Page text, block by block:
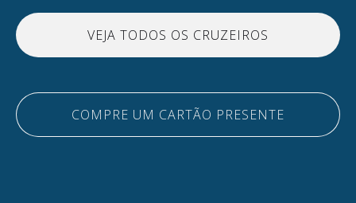
VEJA TODOS OS CRUZEIROS
COMPRE UM CARTÃO PRESENTE